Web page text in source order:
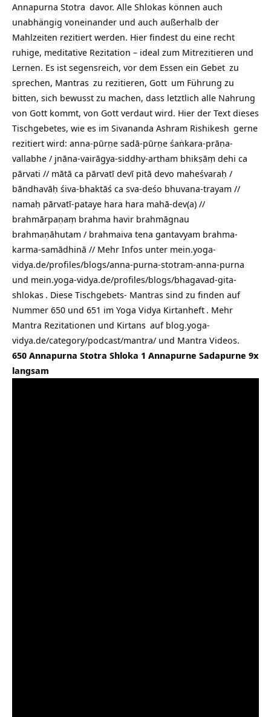
Annapurna Stotra davor. Alle Shlokas können auch
unabhängig voneinander und auch außerhalb der
Mahlzeiten rezitiert werden. Hier findest du eine recht
ruhige, meditative Rezitation – ideal zum Mitrezitieren und
Lernen. Es ist segensreich, vor dem Essen ein Gebet zu
sprechen, Mantras zu rezitieren, Gott um Führung zu
bitten, sich bewusst zu machen, dass letztlich alle Nahrung
von Gott kommt, von Gott verdaut wird. Hier der Text dieses
Tischgebetes, wie es im Sivananda Ashram Rishikesh gerne
rezitiert wird: anna-pūrṇe sadā-pūrṇe śaṅkara-prāṇa-
vallabhe / jnāna-vairāgya-siddhy-artham bhikṣāṃ dehi ca
pārvati // mātā ca pārvatī devī pitā devo maheśvaraḥ /
bāndhavāḥ śiva-bhaktāś ca sva-deśo bhuvana-trayam //
namaḥ pārvatī-pataye hara hara mahā-dev(a) //
brahmārpaṇaṃ brahma havir brahmāgnau
brahmaṇāhutam / brahmaiva tena gantavyam brahma-
karma-samādhinā // Mehr Infos unter mein.yoga-
vidya.de/profiles/blogs/anna-purna-stotram-anna-purna
und mein.yoga-vidya.de/profiles/blogs/bhagavad-gita-
shlokas . Diese Tischgebets- Mantras sind zu finden auf
Nummer 650 und 651 im Yoga Vidya Kirtanheft . Mehr
Mantra Rezitationen und Kirtans auf blog.yoga-
vidya.de/category/podcast/mantra/ und Mantra Videos.
650 Annapurna Stotra Shloka 1 Annapurne Sadapurne 9x
langsam